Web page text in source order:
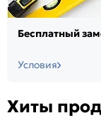
Бесплатный
Условия
Хиты